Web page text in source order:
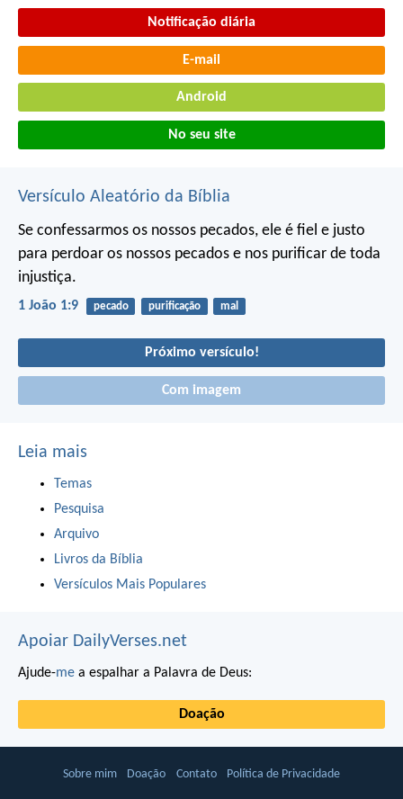
Notificação diária
E-mail
Android
No seu site
Versículo Aleatório da Bíblia
Se confessarmos os nossos pecados, ele é fiel e justo
para perdoar os nossos pecados e nos purificar de toda
injustiça.
1 João 1:9 pecado purificação mal
Próximo versículo!
Com imagem
Leia mais
Temas
Pesquisa
Arquivo
Livros da Bíblia
Versículos Mais Populares
Apoiar DailyVerses.net
Ajude-me a espalhar a Palavra de Deus:
Doação
Sobre mim Doação Contato Política de Privacidade